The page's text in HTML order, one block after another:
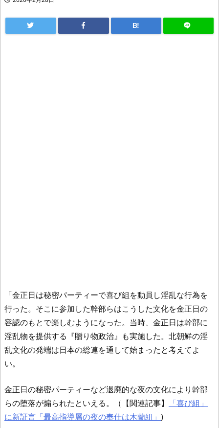
B!
「金正日は秘密パーティーで喜び組を動員し淫乱な行為を
行った。そこに参加した幹部らはこうした文化を金正日の
容認のもとで楽しむようになった。当時、金正日は幹部に
淫乱物を提供する『贈り物政治』も実施した。北朝鮮の淫
乱文化の発端は日本の総連を通して始まったと考えてよ
い。
金正日の秘密パーティーなど退廃的な夜の文化により幹部
らの堕落が煽られたといえる。（【関連記事】
「喜び組」
に新証言「最高指導層の夜の奉仕は木蘭組」 )